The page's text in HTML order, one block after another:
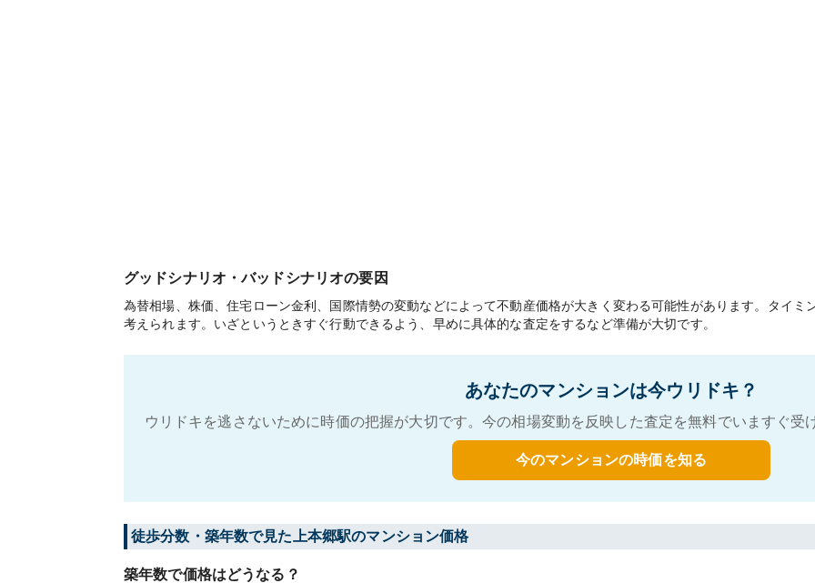
グッドシナリオ・バッドシナリオの要因
為替相場、株価、住宅ローン金利、国際情勢の変動などによって不動産価格が大きく変わる可能性があります。タイミ
考えられます。いざというときすぐ行動できるよう、早めに具体的な査定をするなど準備が大切です。
あなたのマンションは今ウリドキ？
ウリドキを逃さないために時価の把握が大切です。今の相場変動を反映した査定を無料でいますぐ
今のマンションの時価を知る
徒歩分数・築年数で見た上本郷駅のマンション価格
築年数で価格はどうなる？